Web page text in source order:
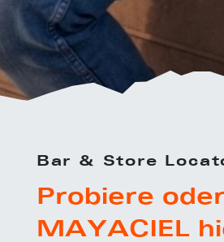
Bar & Store
Probiere
MAYACIEL